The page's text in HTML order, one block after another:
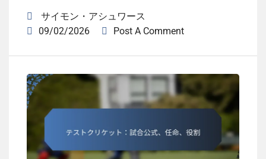
サイモン・アシュワース
09/02/2026
Post A Comment